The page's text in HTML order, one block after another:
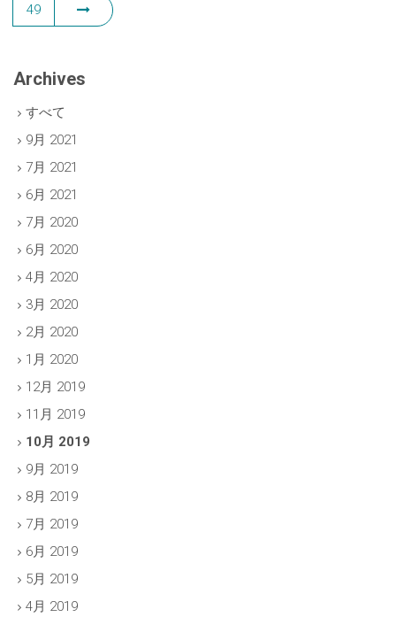
49
Archives
すべて
9月 2021
7月 2021
6月 2021
7月 2020
6月 2020
4月 2020
3月 2020
2月 2020
1月 2020
12月 2019
11月 2019
10月 2019
9月 2019
8月 2019
7月 2019
6月 2019
5月 2019
4月 2019